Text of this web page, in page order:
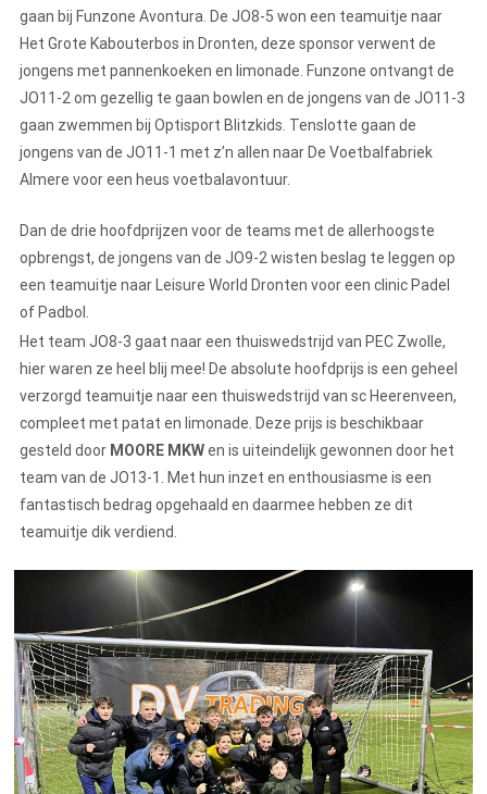
gaan bij Funzone Avontura. De JO8-5 won een teamuitje naar
Het Grote Kabouterbos in Dronten, deze sponsor verwent de
jongens met pannenkoeken en limonade. Funzone ontvangt de
JO11-2 om gezellig te gaan bowlen en de jongens van de JO11-3
gaan zwemmen bij Optisport Blitzkids. Tenslotte gaan de
jongens van de JO11-1 met z’n allen naar De Voetbalfabriek
Almere voor een heus voetbalavontuur.
Dan de drie hoofdprijzen voor de teams met de allerhoogste
opbrengst, de jongens van de JO9-2 wisten beslag te leggen op
een teamuitje naar Leisure World Dronten voor een clinic Padel
of Padbol.
Het team JO8-3 gaat naar een thuiswedstrijd van PEC Zwolle,
hier waren ze heel blij mee! De absolute hoofdprijs is een geheel
verzorgd teamuitje naar een thuiswedstrijd van sc Heerenveen,
compleet met patat en limonade. Deze prijs is beschikbaar
gesteld door MOORE MKWen is uiteindelijk gewonnen door het
team van de JO13-1. Met hun inzet en enthousiasme is een
fantastisch bedrag opgehaald en daarmee hebben ze dit
teamuitje dik verdiend.